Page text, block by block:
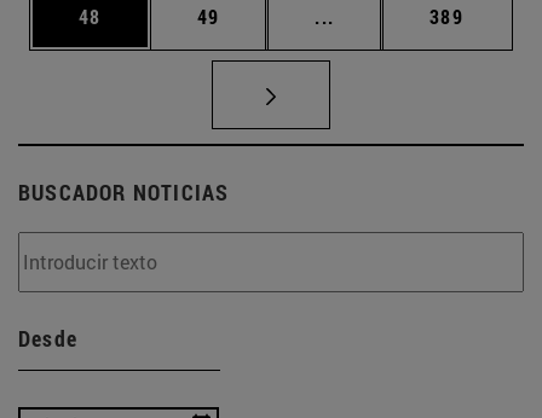
Página
48 Página
49 ... Páginas intermedias
Página
389
BUSCADOR NOTICIAS
Desde